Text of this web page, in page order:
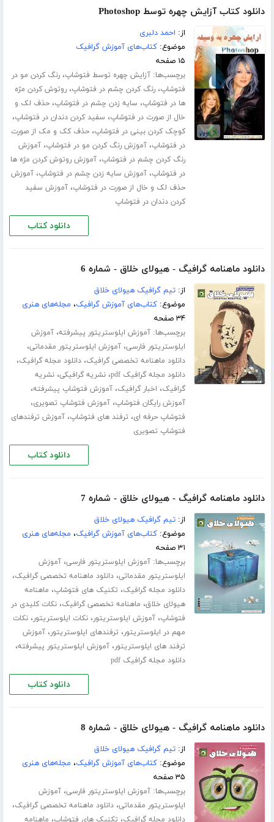
دانلود کتاب آزایش چهره توسط Photoshop
از: احمد دلبری
موضوع:کتاب‌های آموزش گرافیک
۱۵ صفحه
برچسب‌ها:آزایش چهره توسط فتوشاپ،رنگ کردن مو در
فتوشاپ،رنگ کردن چشم در فتوشاپ،روتوش کردن مژه
ها در فتوشاپ، سایه زدن چشم در فتوشاپ،حذف لک و
خال از صورت در فتوشاپ، سفید کردن دندان در فتوشاپ،
کوچک کردن بینی در فتوشاپ،حذف کک و مک از صورت
در فتوشاپ،آموزش رنگ کردن مو در فتوشاپ،آموزش
رنگ کردن چشم در فتوشاپ،آموزش روتوش کردن مژه ها
در فتوشاپ،آموزش سایه زدن چشم در فتوشاپ،آموزش
حذف لک و خال از صورت در فتوشاپ،آموزش سفید
کردن دندان در فتوشاپ
دانلود کتاب
دانلود ماهنامه گرافیگ - هیولای خلاق - شماره 6
از:تیم گرافیک هیولای خلاق
موضوع:کتاب‌های آموزش گرافیک، مجله‌های هنری
۳۴ صفحه
برچسب‌ها:آموزش ایلوستریتور پیشرفته،آموزش
ایلوستریتور فارسی،آموزش ایلوستریتور مقدماتی،
دانلود ماهنامه تخصصی گرافیک،دانلود مجله گرافیک،
دانلود مجله گرافیک pdf ،نشریه گرافیکی،نشریه
گرافیک، اخبار گرافیک،آموزش فتوشاپ پیشرفته،
آموزش رایگان فتوشاپ،آموزش فتوشاپ تصویری،
فتوشاپ حرفه ای، ترفند های فتوشاپ،آموزش ترفندهای
فتوشاپ تصویری
دانلود کتاب
دانلود ماهنامه گرافیگ - هیولای خلاق - شماره 7
از:تیم گرافیک هیولای خلاق
موضوع:کتاب‌های آموزش گرافیک، مجله‌های هنری
۳۱ صفحه
برچسب‌ها:آموزش ایلوستریتور فارسی،آموزش
ایلوستریتور مقدماتی،دانلود ماهنامه تخصصی گرافیک،
دانلود مجله گرافیک، تکنیک های فتوشاپ، ماهنامه
هیولای خلاق، ماهنامه تخصصی گرافیک،نکات کلیدی در
فتوشاپ،آموزش ایلوستریتور،نکات ایلوستریتور،نکات
مهم در ایلوستریتور، ترفندهای ایلوستریتور،آموزش
ترفند های ایلوستریتور،آموزش ایلوستریتور پیشرفته،
دانلود مجله گرافیک pdf
دانلود کتاب
دانلود ماهنامه گرافیگ - هیولای خلاق - شماره 8
از:تیم گرافیک هیولای خلاق
موضوع:کتاب‌های آموزش گرافیک، مجله‌های هنری
۳۵ صفحه
برچسب‌ها:آموزش ایلوستریتور فارسی،آموزش
ایلوستریتور مقدماتی،دانلود ماهنامه تخصصی گرافیک،
دانلود مجله گرافیک، تکنیک های فتوشاپ، ماهنامه